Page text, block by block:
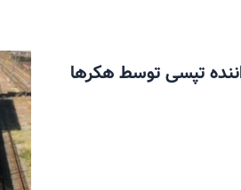
مسافر و 6 میلیون راننده تپسی توسط هکرها